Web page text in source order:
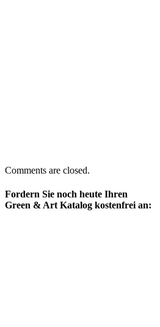
Comments are closed.
Fordern Sie noch heute Ihren
Green & Art Katalog kostenfrei an: